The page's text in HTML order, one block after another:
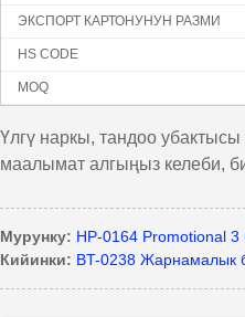
ЭКСПОРТ КАРТОНУНУН РАЗМИ
HS CODE
MOQ
Үлгү наркы, тандоо
маалымат алгыңыз келеби,
Мурунку: HP-0164 Promotional 3
Кийинки: BT-0238 Жарнамалык